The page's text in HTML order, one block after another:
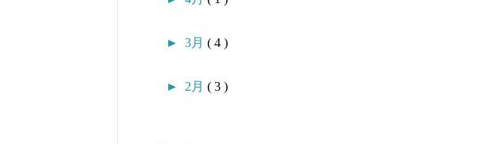
► 3月 ( 4 )
► 2月 ( 3 )